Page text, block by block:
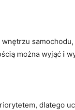
można wyjąć ‌i
dlatego